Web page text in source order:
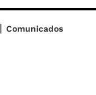
Comunicados